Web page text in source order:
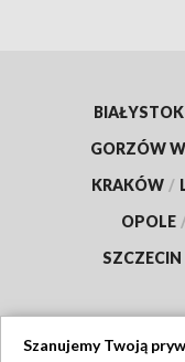
BIAŁYSTOK
GORZÓW
KRAKÓW /
OPOLE
SZCZECIN
Szanujemy Twoją